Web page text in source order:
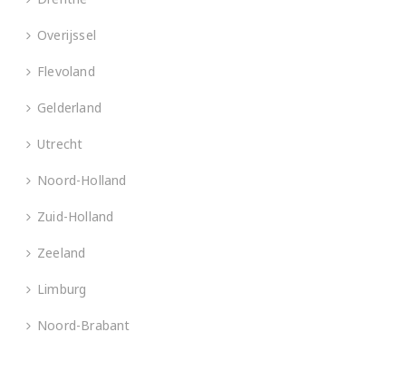
Overijssel
Flevoland
Gelderland
Utrecht
Noord-Holland
Zuid-Holland
Zeeland
Limburg
Noord-Brabant